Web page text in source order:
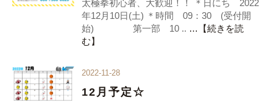
太極拳初心者、大歓迎！！ ＊日にち 2022
年12月10日(土) ＊時間 09：30 (受付開
始) 第一部 10 .. …【続きを読
む】
2022-11-28
12月予定☆